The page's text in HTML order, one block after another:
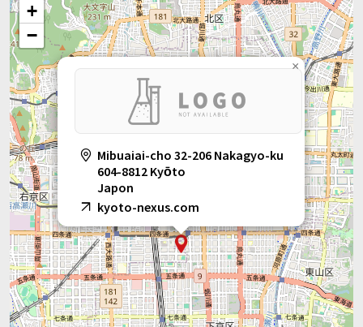
Mibuaiai-cho 32-206 Nakagyo-ku
604-8812 Kyōto
Japon
kyoto-nexus.com
×
+
−